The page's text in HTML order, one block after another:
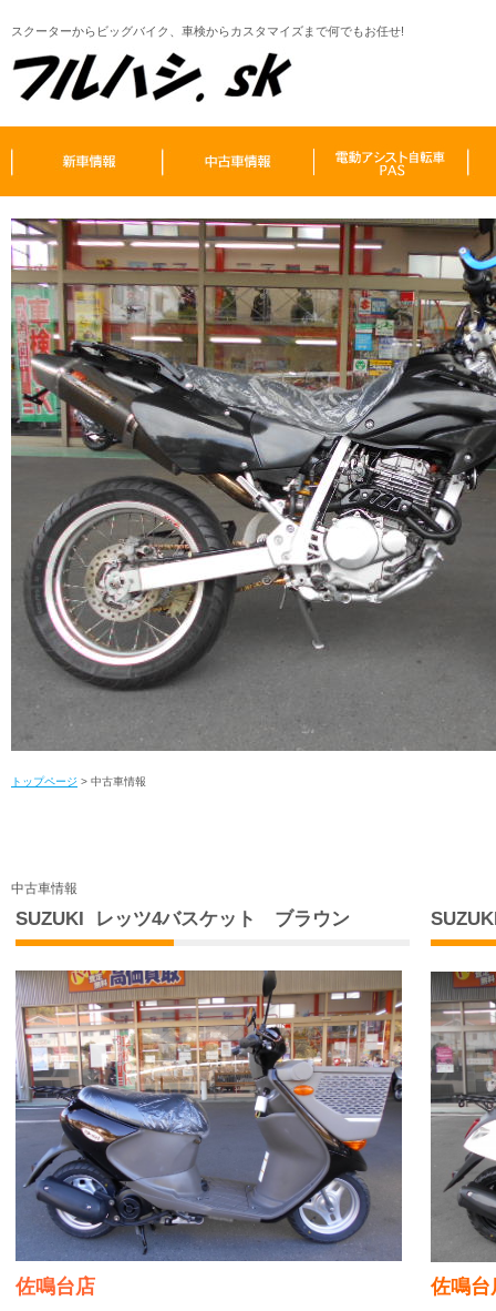
スクーターからビッグバイク、車検からカスタマイズまで何でもお任せ!
トップページ > 中古車情報
中古車情報
SUZUKI レッツ4バスケット ブラウン
佐鳴台店 佐鳴台